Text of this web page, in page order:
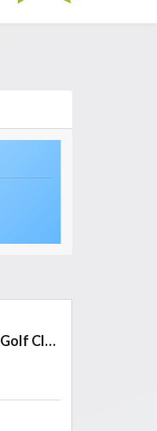
Liga de Clubes sin Campo Entre Semana "Air Golf Club"